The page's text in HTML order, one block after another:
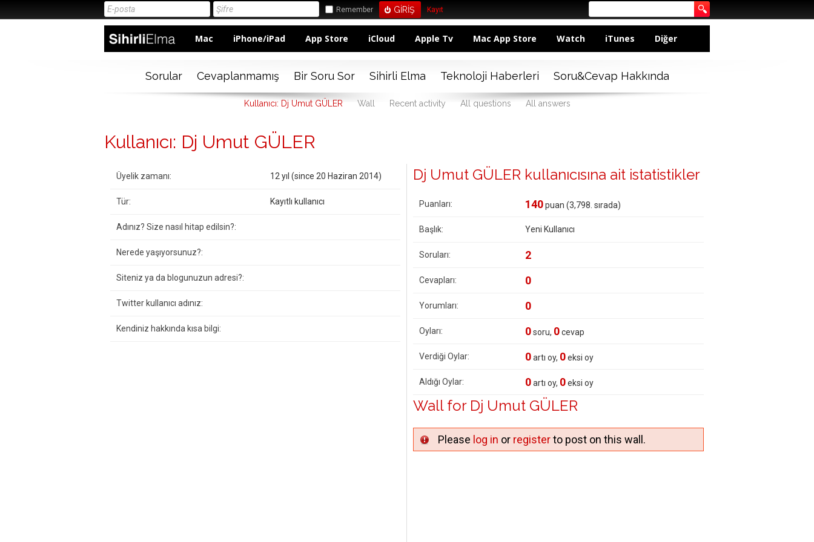
Remember Kayıt
Mac iPhone/iPad App Store iCloud Apple Tv Mac App Store Watch iTunes Diğer
Sorular Cevaplanmamış Bir Soru Sor Sihirli Elma Teknoloji Haberleri Soru&Cevap Hakkında
Kullanıcı: Dj Umut GÜLER Wall Recent activity All questions All answers
Kullanıcı: Dj Umut GÜLER
Üyelik zamanı: 12 yıl (since 20 Haziran 2014)
Tür: Kayıtlı kullanıcı
Adınız? Size nasıl hitap edilsin?:
Nerede yaşıyorsunuz?:
Siteniz ya da blogunuzun adresi?:
Twitter kullanıcı adınız:
Kendiniz hakkında kısa bilgi:
Dj Umut GÜLER kullanıcısına ait istatistikler
Puanları: 140puan (3,798 . sırada)
Başlık: Yeni Kullanıcı
Soruları: 2
Cevapları: 0
Yorumları: 0
Oyları: 0soru, 0cevap
Verdiği Oylar: 0artı oy, 0eksi oy
Aldığı Oylar: 0artı oy, 0eksi oy
Wall for Dj Umut GÜLER
Please log in or registerto post on this wall.